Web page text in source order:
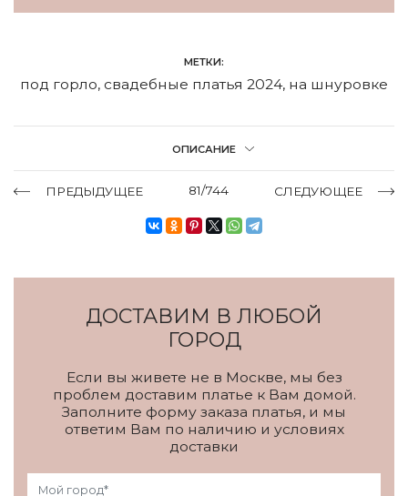
МЕТКИ:
под горло, свадебные платья 2024, на шнуровке
ОПИСАНИЕ
ПРЕДЫДУЩЕЕ 81/744 СЛЕДУЮЩЕЕ
ДОСТАВИМ В ЛЮБОЙ
ГОРОД
Если вы живете не в Москве, мы без
проблем доставим платье к Вам домой.
Заполните форму заказа платья, и мы
ответим Вам по наличию и условиях
доставки